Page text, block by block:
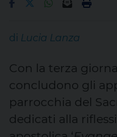
di Lucia Lanza
Con la terza
concludono gli
parrocchia del
dedicati alla